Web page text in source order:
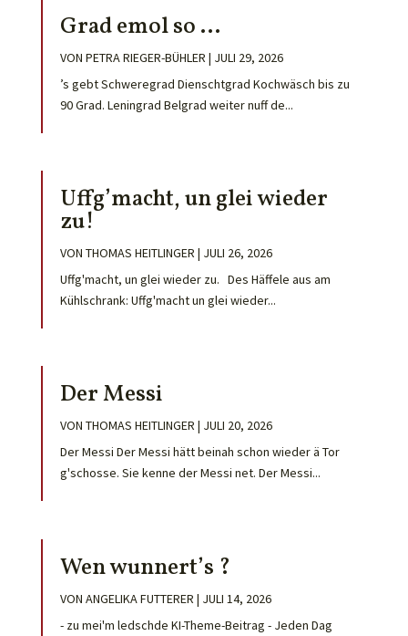
Grad emol so …
VON PETRA RIEGER-BÜHLER | JULI 29, 2026
’s gebt Schweregrad Dienschtgrad Kochwäsch bis zu
90 Grad. Leningrad Belgrad weiter nuff de...
Uffg’macht, un glei wieder
zu!
VON THOMAS HEITLINGER | JULI 26, 2026
Uffg'macht, un glei wieder zu. Des Häffele aus am
Kühlschrank: Uffg'macht un glei wieder...
Der Messi
VON THOMAS HEITLINGER | JULI 20, 2026
Der Messi Der Messi hätt beinah schon wieder ä Tor
g'schosse. Sie kenne der Messi net. Der Messi...
Wen wunnert’s ?
VON ANGELIKA FUTTERER | JULI 14, 2026
- zu mei'm ledschde KI-Theme-Beitrag - Jeden Dag